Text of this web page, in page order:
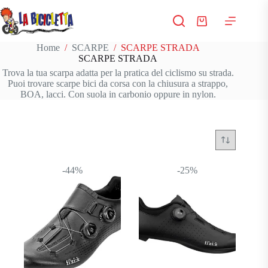
al
contenuto
Carrello
Home / SCARPE / SCARPE STRADA
SCARPE STRADA
Trova la tua scarpa adatta per la pratica del ciclismo su strada.
Puoi trovare scarpe bici da corsa con la chiusura a strappo,
BOA, lacci. Con suola in carbonio oppure in nylon.
-44% -25%